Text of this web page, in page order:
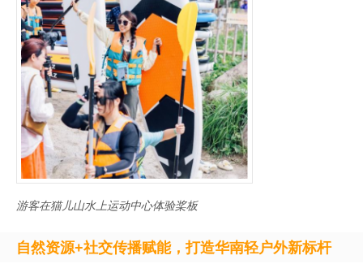
游客在猫儿山水上运动中心体验桨板
自然资源+社交传播赋能，打造华南轻户外新标杆